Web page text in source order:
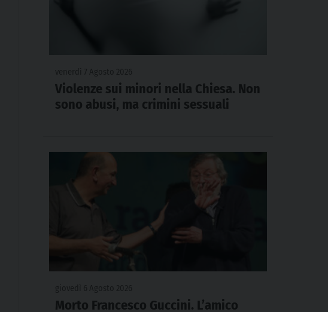
Violenze sui minori nella Chiesa. Non
sono abusi, ma crimini sessuali
Morto Francesco Guccini. L’amico